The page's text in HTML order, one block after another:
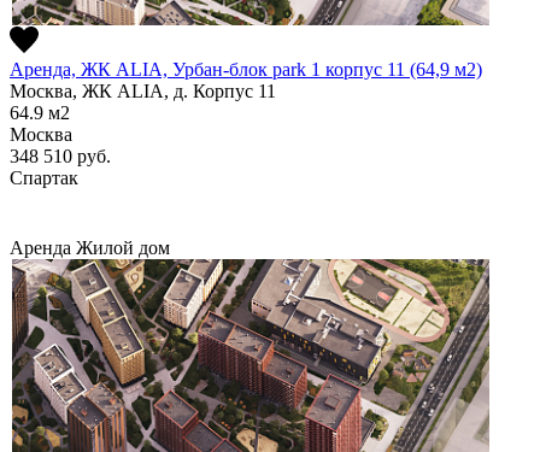
Аренда, ЖК ALIA, Урбан-блок park 1 корпус 11 (64,9 м2)
Москва, ЖК ALIA, д. Корпус 11
64.9 м2
Москва
348 510 руб.
Спартак
Аренда Жилой дом